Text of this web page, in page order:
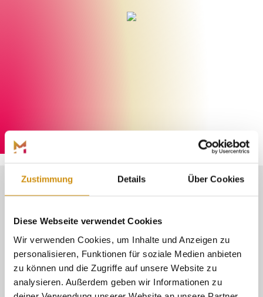
Zustimmung Details Über Cookies
Diese Webseite verwendet Cookies
Wir verwenden Cookies, um Inhalte und Anzeigen zu
personalisieren, Funktionen für soziale Medien anbieten
zu können und die Zugriffe auf unsere Website zu
analysieren. Außerdem geben wir Informationen zu
MALERISCHES DORF IN
EINER RUHIGEN UND
NATURNAHEN UMGEBUNG